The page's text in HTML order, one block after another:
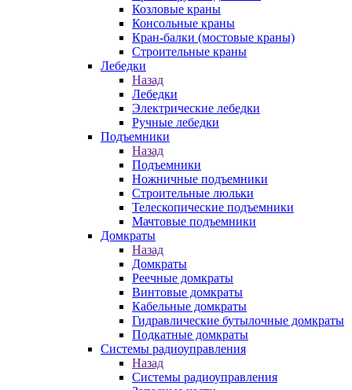
Козловые краны
Консольные краны
Кран-балки (мостовые краны)
Строительные краны
Лебедки
Назад
Лебедки
Электрические лебедки
Ручные лебедки
Подъемники
Назад
Подъемники
Ножничные подъемники
Строительные люльки
Телескопические подъемники
Мачтовые подъемники
Домкраты
Назад
Домкраты
Реечные домкраты
Винтовые домкраты
Кабельные домкраты
Гидравлические бутылочные домкраты
Подкатные домкраты
Системы радиоуправления
Назад
Системы радиоуправления